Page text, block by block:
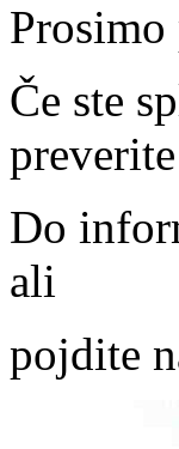
Prosimo
Če ste
Do
ali
pojdite